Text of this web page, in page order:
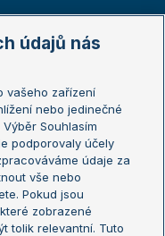
Open
údajů nás
vašeho zařízení
nebo jedinečné
Souhlasím
podporovaly účely
údaje za
vše nebo
Pokud jsou
zobrazené
tolik relevantní. Tuto